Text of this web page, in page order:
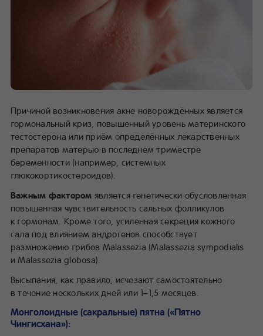
Причиной возникновения акне новорождённых является
гормональный криз, повышенный уровень материнского
тестостерона или приём определённых лекарственных
препаратов матерью в последнем триместре
беременности (например, системных
глюкокортикостероидов).
Важным фактором является генетически обусловленная
повышенная чувствительность сальных фолликулов
к гормонам. Кроме того, усиленная секреция кожного
сала под влиянием андрогенов способствует
размножению грибов Malassezia (Malassezia sympodialis
и Malassezia globosa).
Высыпания, как правило, исчезают самостоятельно
в течение нескольких дней или 1–1,5 месяцев.
Монголоидные (сакральные) пятна («Пятно
Чингисхана»):